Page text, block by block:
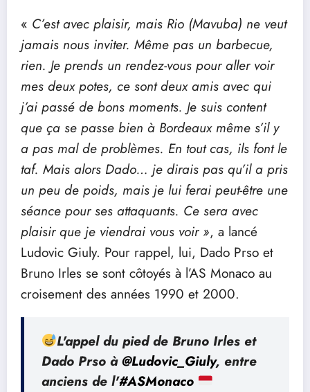
« C’est avec plaisir, mais Rio (Mavuba) ne veut
jamais nous inviter. Même pas un barbecue,
rien. Je prends un rendez-vous pour aller voir
mes deux potes, ce sont deux amis avec qui
j’ai passé de bons moments. Je suis content
que ça se passe bien à Bordeaux même s’il y
a pas mal de problèmes. En tout cas, ils font le
taf. Mais alors Dado… je dirais pas qu’il a pris
un peu de poids, mais je lui ferai peut-être une
séance pour ses attaquants. Ce sera avec
plaisir que je viendrai vous voir », a lancé
Ludovic Giuly. Pour rappel, lui, Dado Prso et
Bruno Irles se sont côtoyés à l’AS Monaco au
croisement des années 1990 et 2000.
L'appel du pied de Bruno Irles et
Dado Prso à@Ludovic_Giuly, entre
anciens de l'#ASMonaco